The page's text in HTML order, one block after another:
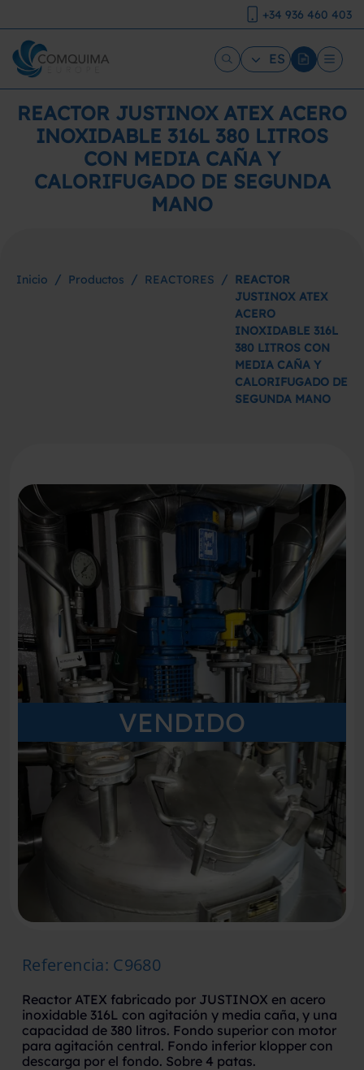
+34 936 460 403
ES
REACTOR JUSTINOX ATEX ACERO
INOXIDABLE 316L 380 LITROS
CON MEDIA CAÑA Y
CALORIFUGADO DE SEGUNDA
MANO
Inicio / Productos / REACTORES / REACTOR
JUSTINOX ATEX
ACERO
INOXIDABLE 316L
380 LITROS CON
MEDIA CAÑA Y
CALORIFUGADO DE
SEGUNDA MANO
VENDIDO
Referencia: C9680
Reactor ATEX fabricado por JUSTINOX en acero
inoxidable 316L con agitación y media caña, y una
capacidad de 380 litros. Fondo superior con motor
para agitación central. Fondo inferior klopper con
descarga por el fondo. Sobre 4 patas.